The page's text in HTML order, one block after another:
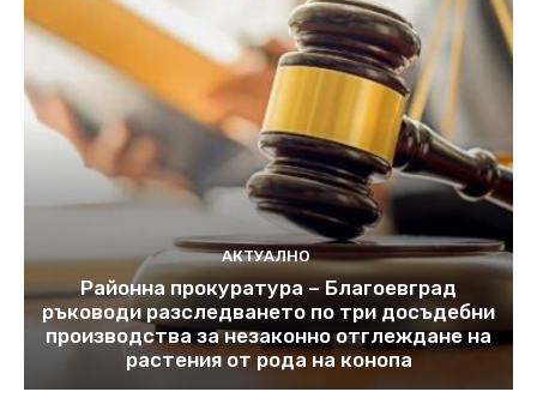
АКТУАЛНО
Районна прокуратура – Благоевград
ръководи разследването по три досъдебни
производства за незаконно отглеждане на
растения от рода на конопа